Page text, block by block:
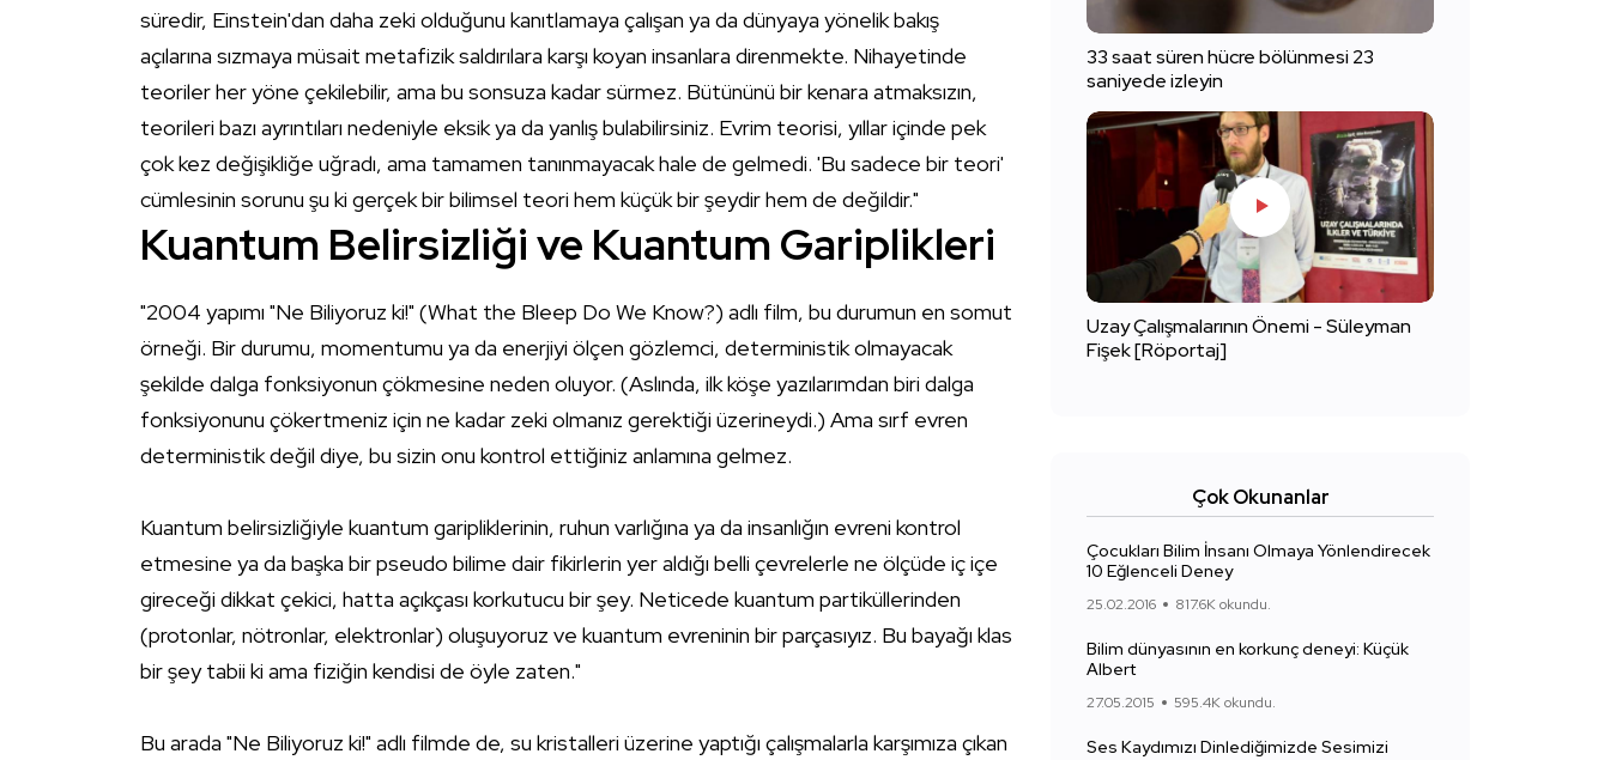
süredir, Einstein'dan daha zeki olduğunu kanıtlamaya çalışan ya da dünyaya yönelik bakış
açılarına sızmaya müsait metafizik saldırılara karşı koyan insanlara direnmekte. Nihayetinde
teoriler her yöne çekilebilir, ama bu sonsuza kadar sürmez. Bütününü bir kenara atmaksızın,
teorileri bazı ayrıntıları nedeniyle eksik ya da yanlış bulabilirsiniz. Evrim teorisi, yıllar içinde pek
çok kez değişikliğe uğradı, ama tamamen tanınmayacak hale de gelmedi. 'Bu sadece bir teori'
cümlesinin sorunu şu ki gerçek bir bilimsel teori hem küçük bir şeydir hem de değildir."
Kuantum Belirsizliği ve Kuantum Gariplikleri
"2004 yapımı "Ne Biliyoruz ki!" (What the Bleep Do We Know?) adlı film, bu durumun en somut
örneği. Bir durumu, momentumu ya da enerjiyi ölçen gözlemci, deterministik olmayacak
şekilde dalga fonksiyonun çökmesine neden oluyor. (Aslında, ilk köşe yazılarımdan biri dalga
fonksiyonunu çökertmeniz için ne kadar zeki olmanız gerektiği üzerineydi.) Ama sırf evren
deterministik değil diye, bu sizin onu kontrol ettiğiniz anlamına gelmez.
Kuantum belirsizliğiyle kuantum garipliklerinin, ruhun varlığına ya da insanlığın evreni kontrol
etmesine ya da başka bir pseudo bilime dair fikirlerin yer aldığı belli çevrelerle ne ölçüde iç içe
gireceği dikkat çekici, hatta açıkçası korkutucu bir şey. Neticede kuantum partiküllerinden
(protonlar, nötronlar, elektronlar) oluşuyoruz ve kuantum evreninin bir parçasıyız. Bu bayağı klas
bir şey tabii ki ama fiziğin kendisi de öyle zaten."
Bu arada "Ne Biliyoruz ki!" adlı filmde de, su kristalleri üzerine yaptığı çalışmalarla karşımıza çıkan
33 saat süren hücre bölünmesi 23
saniyede izleyin
Uzay Çalışmalarının Önemi - Süleyman
Fişek [Röportaj]
Çok Okunanlar
Çocukları Bilim İnsanı Olmaya Yönlendirecek
10 Eğlenceli Deney
25.02.2016 817.6K okundu.
Bilim dünyasının en korkunç deneyi: Küçük
Albert
27.05.2015 595.4K okundu.
Ses Kaydımızı Dinlediğimizde Sesimizi